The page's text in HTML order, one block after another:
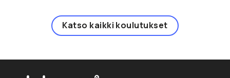
Katso kaikki koulutukset